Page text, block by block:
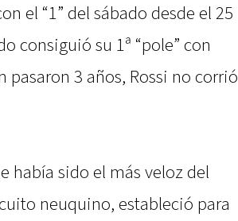
el “1” del sábado desde el 25
consiguió su 1ª “pole” con
pasaron 3 años, Rossi no corrió
había sido el más veloz del
neuquino, estableció para